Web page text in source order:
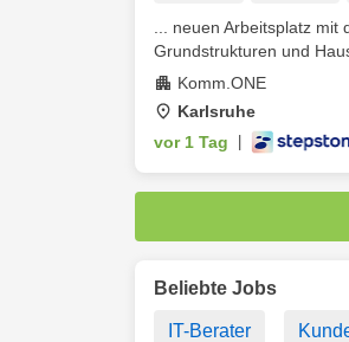
... neuen Arbeitsplatz
Grundstrukturen und
Komm.ONE
Karlsruhe
vor 1 Tag
Beliebte Jobs
IT-Berater